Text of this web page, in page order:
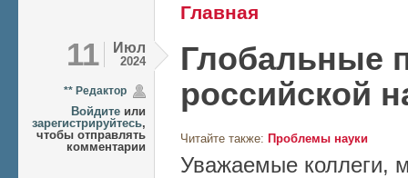
Вы здесь
Главная
11 Июл
2024
** Редактор
Войдите или
зарегистрируйтесь,
чтобы отправлять
комментарии
Глобальные
российской
Читайте также: Проблемы науки
Уважаемые коллеги,